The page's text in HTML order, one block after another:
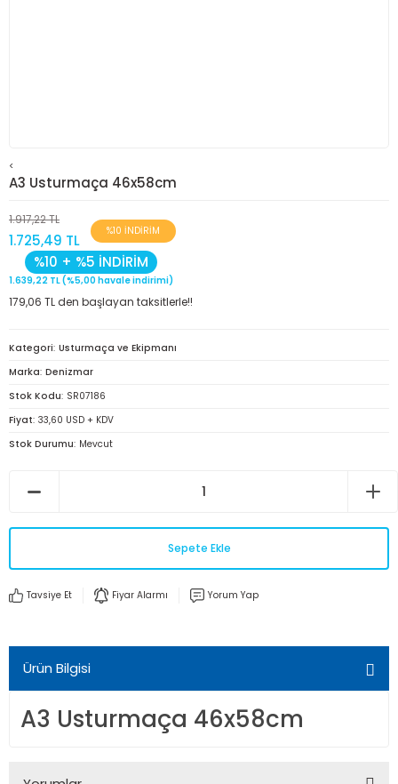
<
A3 Usturmaça 46x58cm
1.917,22 TL
1.725,49 TL
%10 İNDİRİM
%10 + %5 İNDİRİM
1.639,22 TL (%5,00 havale indirimi)
179,06 TL den başlayan taksitlerle!!
Kategori Usturmaça ve Ekipmanı
Marka Denizmar
Stok Kodu SR07186
Fiyat 33,60 USD + KDV
Stok Durumu Mevcut
Sepete Ekle
Tavsiye Et Fiyar Alarmı Yorum Yap
Ürün Bilgisi
A3 Usturmaça 46x58cm